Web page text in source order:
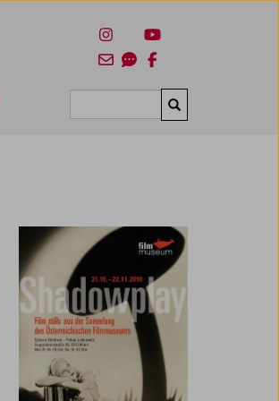
Suchen